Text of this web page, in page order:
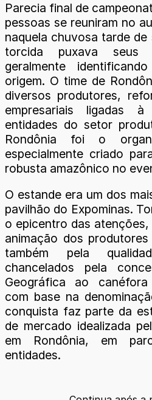
Parecia final de
pessoas se reuniram no
naquela chuvosa tarde de
torcida puxava seus
geralmente
origem. O time de
diversos produtores,
empresariais ligadas
entidades do setor
Rondônia foi o
especialmente criado
robusta amazônico no
O estande era um dos
pavilhão do Expominas.
o epicentro das
animação dos
também pela
chancelados pela
Geográfica ao
com base na
conquista faz parte da
de mercado idealizada
em Rondônia, em
entidades.